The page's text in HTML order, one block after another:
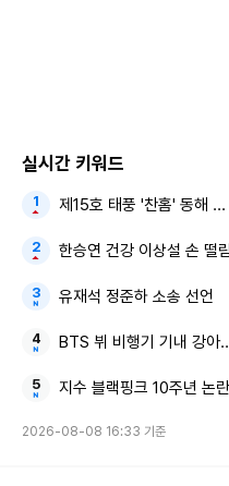
실시간 키워드
제15호 태풍 '찬홈' 동해
한승연 건강 이상설 손 떨림
유재석 정준하 소송 선언
BTS 뷔 비행기 기내 강아
지수 블랙핑크 10주년 논란
2026-08-08 16:33 기준